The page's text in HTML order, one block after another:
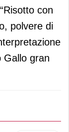
con
polvere di
Gallo gran